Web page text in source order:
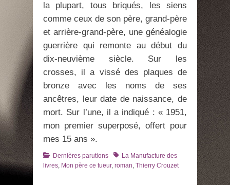
la plupart, tous briqués, les siens
comme ceux de son père, grand-père
et arrière-grand-père, une généalogie
guerrière qui remonte au début du
dix-neuvième siècle. Sur les
crosses, il a vissé des plaques de
bronze avec les noms de ses
ancêtres, leur date de naissance, de
mort. Sur l’une, il a indiqué : « 1951,
mon premier superposé, offert pour
mes 15 ans ».
Catégories
Dernières parutions TagsLa Manufacture des
livres, Mon père ce tueur, roman, Thierry Crouzet